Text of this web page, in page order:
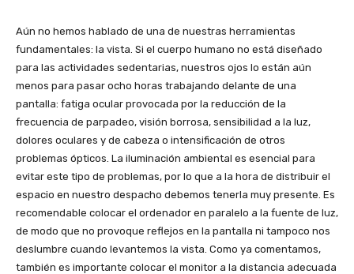
Aún no hemos hablado de una de nuestras herramientas
fundamentales: la vista. Si el cuerpo humano no está diseñado
para las actividades sedentarias, nuestros ojos lo están aún
menos para pasar ocho horas trabajando delante de una
pantalla: fatiga ocular provocada por la reducción de la
frecuencia de parpadeo, visión borrosa, sensibilidad a la luz,
dolores oculares y de cabeza o intensificación de otros
problemas ópticos. La iluminación ambiental es esencial para
evitar este tipo de problemas, por lo que a la hora de distribuir el
espacio en nuestro despacho debemos tenerla muy presente. Es
recomendable colocar el ordenador en paralelo a la fuente de luz,
de modo que no provoque reflejos en la pantalla ni tampoco nos
deslumbre cuando levantemos la vista. Como ya comentamos,
también es importante colocar el monitor a la distancia adecuada